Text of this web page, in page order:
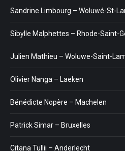
Sandrine Limbourg – Woluwé-St-
Sibylle Malphettes – Rhode-Saint-
Julien Mathieu – Woluwe-Saint-
Olivier Nanga – Laeken
Bénédicte Nopère – Machelen
Patrick Simar – Bruxelles
Citana Tullii – Anderlecht